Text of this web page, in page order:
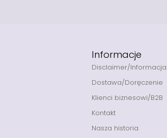
Informacje
Disclaimer/Informacja
Dostawa/Doręczenie
Klienci biznesowi/B2B
Kontakt
Nasza historia